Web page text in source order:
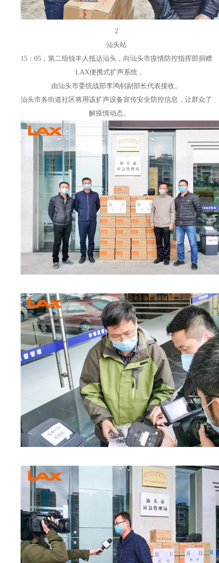
2
汕头站
15：05，第二组锐丰人抵达汕头，向汕头市疫情防控指挥部捐赠
LAX便携式扩声系统，
由汕头市委统战部李鸿钊副部长代表接收。
汕头市各街道社区将用该扩声设备宣传安全防控信息，让群众了
解疫情动态。